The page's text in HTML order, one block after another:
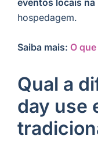
hospedagem.
Saiba mais: O
Qual a
day use